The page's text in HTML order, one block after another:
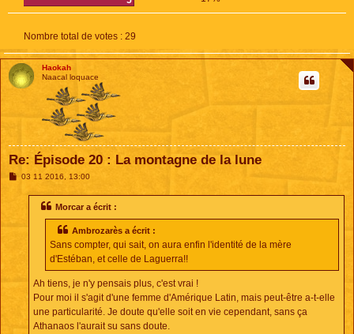
Nombre total de votes : 29
Haokah
Naacal loquace
Re: Épisode 20 : La montagne de la lune
M03 11 2016, 13:00
Morcar a écrit :
Ambrozarès a écrit :
Sans compter, qui sait, on aura enfin l'identité de la mère
d'Estéban, et celle de Laguerra!!
Ah tiens, je n'y pensais plus, c'est vrai !
Pour moi il s'agit d'une femme d'Amérique Latin, mais peut-être a-t-elle
une particularité. Je doute qu'elle soit en vie cependant, sans ça
Athanaos l'aurait su sans doute.